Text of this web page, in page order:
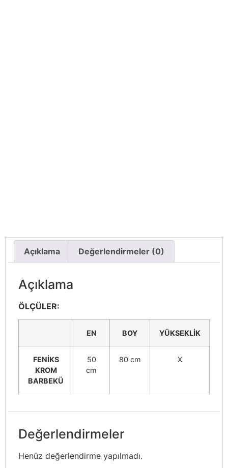
Açıklama Değerlendirmeler (0)
Açıklama
ÖLÇÜLER:
EN BOY YÜKSEKLİK
FENİKS
KROM
BARBEKÜ
50
cm
80 cm X
Değerlendirmeler
Henüz değerlendirme yapılmadı.